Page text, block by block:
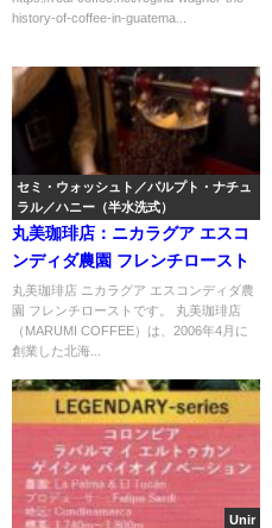
培の促進 1831年～1866年
history-of-coffee-in-guatema...
セミ・ウォッシュト／パルプト・ナチュ
ラル／ハニー（半水洗式）
丸美珈琲店：ニカラグア エスコ
ンディダ農園 フレンチロースト
丸美珈琲店 ニカラグア エスコンディダ農
園 フレンチローストです。 丸美珈琲店
（MARUMI COFFEE）は、2006年4月に
創業した北海...
Unir